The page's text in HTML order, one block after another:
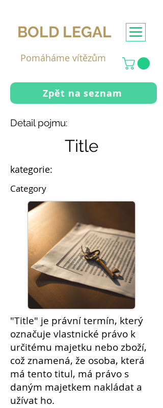
BOLD LEGAL
Pomáháme vítězům
Zpět na seznam
Detail pojmu:
Title
kategorie:
Category
"Title" je právnítermín, který
označuje vlastnické právo k
určitému majetku nebo zboží,
což znamená, že osoba, která
má tento titul, má právo s
daným majetkem nakládat a
užívat ho.